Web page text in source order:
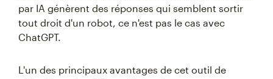
par IA génèrent des réponses qui semblent sortir
tout droit d'un robot, ce n'est pas le cas avec
ChatGPT.
L'un des principaux avantages de cet outil de